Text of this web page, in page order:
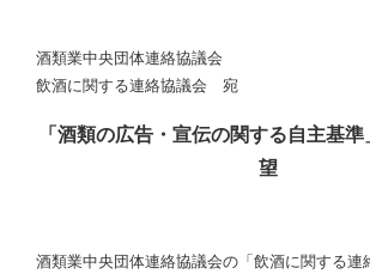
酒類業中央団体連絡協議会
飲酒に関する連絡協議会 宛
「酒類の広告・宣伝の関する自主基
望
酒類業中央団体連絡協議会の「飲酒に関する連